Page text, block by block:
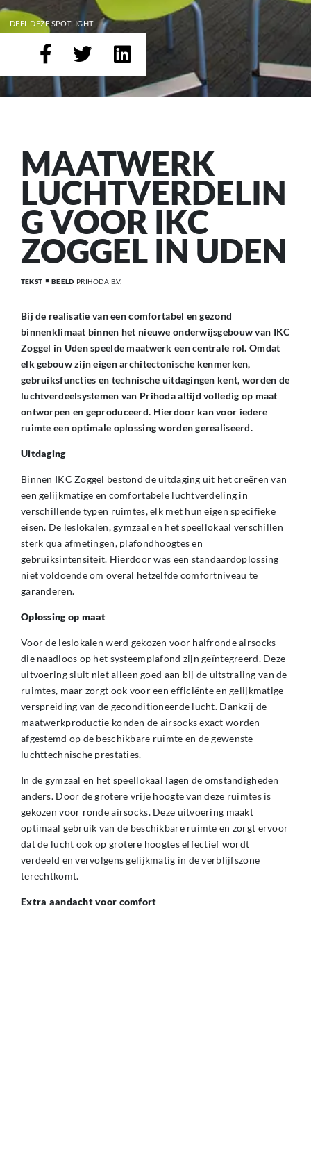
DEEL DEZE SPOTLIGHT
MAATWERK
LUCHTVERDELIN
G VOOR IKC
ZOGGEL IN UDEN
TEKST BEELD PRIHODA B.V.
Bij de realisatie van een comfortabel en gezond
binnenklimaat binnen het nieuwe onderwijsgebouw van IKC
Zoggel in Uden speelde maatwerk een centrale rol. Omdat
elk gebouw zijn eigen architectonische kenmerken,
gebruiksfuncties en technische uitdagingen kent, worden de
luchtverdeelsystemen van Prihoda altijd volledig op maat
ontworpen en geproduceerd. Hierdoor kan voor iedere
ruimte een optimale oplossing worden gerealiseerd.
Uitdaging
Binnen IKC Zoggel bestond de uitdaging uit het creëren van
een gelijkmatige en comfortabele luchtverdeling in
verschillende typen ruimtes, elk met hun eigen specifieke
eisen. De leslokalen, gymzaal en het speellokaal verschillen
sterk qua afmetingen, plafondhoogtes en
gebruiksintensiteit. Hierdoor was een standaardoplossing
niet voldoende om overal hetzelfde comfortniveau te
garanderen.
Oplossing op maat
Voor de leslokalen werd gekozen voor halfronde airsocks
die naadloos op het systeemplafond zijn geïntegreerd. Deze
uitvoering sluit niet alleen goed aan bij de uitstraling van de
ruimtes, maar zorgt ook voor een efficiënte en gelijkmatige
verspreiding van de geconditioneerde lucht. Dankzij de
maatwerkproductie konden de airsocks exact worden
afgestemd op de beschikbare ruimte en de gewenste
luchttechnische prestaties.
In de gymzaal en het speellokaal lagen de omstandigheden
anders. Door de grotere vrije hoogte van deze ruimtes is
gekozen voor ronde airsocks. Deze uitvoering maakt
optimaal gebruik van de beschikbare ruimte en zorgt ervoor
dat de lucht ook op grotere hoogtes effectief wordt
verdeeld en vervolgens gelijkmatig in de verblijfszone
terechtkomt.
Extra aandacht voor comfort